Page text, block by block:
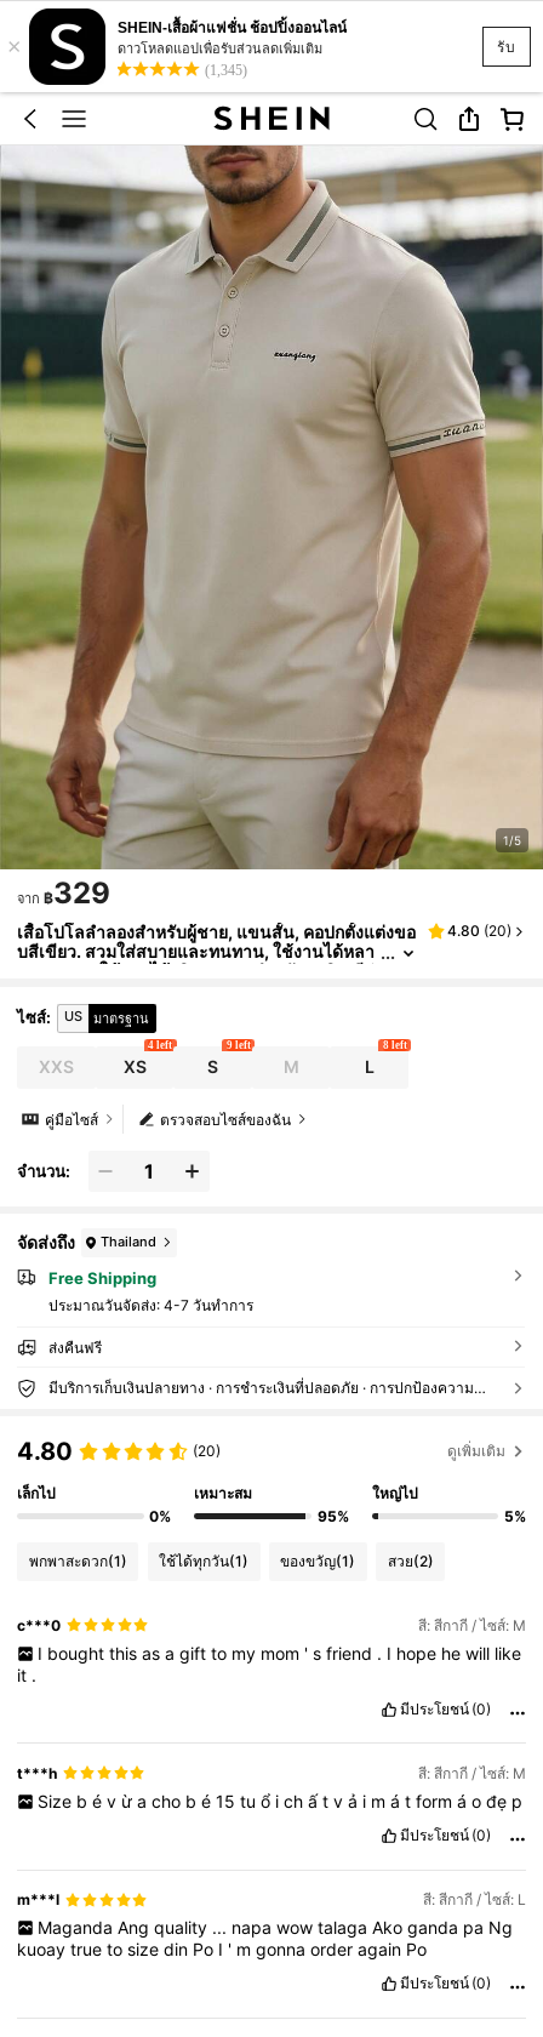
รับ
×
SHEIN-เสื้อผ้าแฟชั่น ช้อปปิ้งออนไลน์
ดาวโหลดแอปเพื่อรับส่วนลดเพิ่มเติม
(1,345)
1/5
จาก ฿329
เสื้อโปโลลำลองสำหรับผู้ชาย, แขนสั้น, คอปกตั้งแต่งขอ
บสีเขียว. สวมใส่สบายและทนทาน, ใช้งานได้หลา
กหลายและใช้งานได้จริง, เหมาะสำหรับธุรกิจ, กีฬ
4.80 (20)
ไซส์: US มาตรฐาน
XXS XS
4 left
S
9 left
M L
8 left
ตรวจสอบไซส์ของฉัน
คู่มือไซส์
จำนวน:
จัดส่งถึง Thailand
Free Shipping
ประมาณวันจัดส่ง: 4-7 วันทำการ
ส่งคืนฟรี
มีบริการเก็บเงินปลายทาง · การชำระเงินที่ปลอดภัย · การปกป้องความเป็นส่วนตัว
4.80 (20) ดูเพิ่มเติม
เล็กไป
0%
เหมาะสม
95%
ใหญ่ไป
5%
พกพาสะดวก(1) ใช้ได้ทุกวัน(1) ของขวัญ(1) สวย(2)
c***0 สี: สีกากี / ไซส์: M
I bought this as a gift to my mom ' s friend . I hope he will like
it .
มีประโยชน์ (0)
t***h สี: สีกากี / ไซส์: M
Size b é v ừ a cho b é 15 tu ổ i ch ất v ả i m á t form á o đẹ p
มีประโยชน์ (0)
m***l สี: สีกากี / ไซส์: L
Maganda Ang quality ... napa wow talaga Ako ganda pa Ng
kuoaytruetosizedin Po I ' mgonnaorderagain Po
มีประโยชน์ (0)